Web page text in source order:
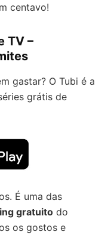
centavo!
TV –
gastar? O Tubi é a
grátis de
É uma das
gratuito do
os gostos e